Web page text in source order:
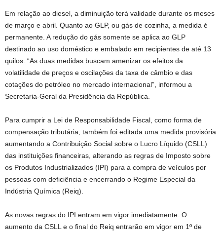
Em relação ao diesel, a diminuição terá validade durante os meses
de março e abril. Quanto ao GLP, ou gás de cozinha, a medida é
permanente. A redução do gás somente se aplica ao GLP
destinado ao uso doméstico e embalado em recipientes de até 13
quilos. “As duas medidas buscam amenizar os efeitos da
volatilidade de preços e oscilações da taxa de câmbio e das
cotações do petróleo no mercado internacional”, informou a
Secretaria-Geral da Presidência da República.
Para cumprir a Lei de Responsabilidade Fiscal, como forma de
compensação tributária, também foi editada uma medida provisória
aumentando a Contribuição Social sobre o Lucro Líquido (CSLL)
das instituições financeiras, alterando as regras de Imposto sobre
os Produtos Industrializados (IPI) para a compra de veículos por
pessoas com deficiência e encerrando o Regime Especial da
Indústria Química (Reiq).
As novas regras do IPI entram em vigor imediatamente. O
aumento da CSLL e o final do Reiq entrarão em vigor em 1º de